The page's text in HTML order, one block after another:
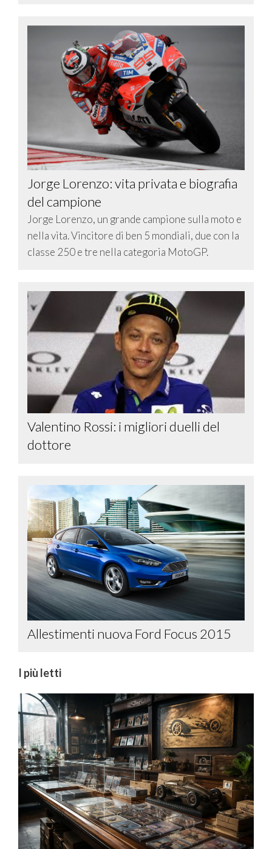
Jorge Lorenzo: vita privata e biografia
del campione
Jorge Lorenzo, un grande campione sulla moto e
nella vita. Vincitore di ben 5 mondiali, due con la
classe 250 e tre nella categoria MotoGP.
Valentino Rossi: i migliori duelli del
dottore
Allestimenti nuova Ford Focus 2015
I più letti